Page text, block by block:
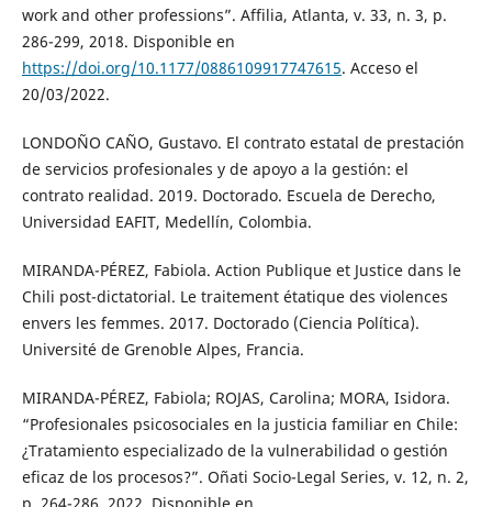
work and other professions”. Affilia, Atlanta, v. 33, n. 3, p.
286-299, 2018. Disponible en
https://doi.org/10.1177/0886109917747615. Acceso el
20/03/2022.
LONDOÑO CAÑO, Gustavo. El contrato estatal de prestación
de servicios profesionales y de apoyo a la gestión: el
contrato realidad. 2019. Doctorado. Escuela de Derecho,
Universidad EAFIT, Medellín, Colombia.
MIRANDA-PÉREZ, Fabiola. Action Publique et Justice dans le
Chili post-dictatorial. Le traitement étatique des violences
envers les femmes. 2017. Doctorado (Ciencia Política).
Université de Grenoble Alpes, Francia.
MIRANDA-PÉREZ, Fabiola; ROJAS, Carolina; MORA, Isidora.
“Profesionales psicosociales en la justicia familiar en Chile:
¿Tratamiento especializado de la vulnerabilidad o gestión
eficaz de los procesos?”. Oñati Socio-Legal Series, v. 12, n. 2,